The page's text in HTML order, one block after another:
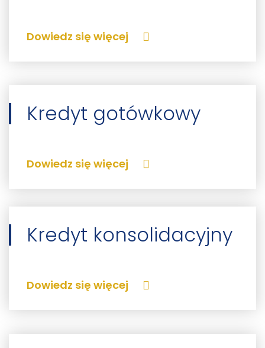
Dowiedz się więcej
Kredyt gotówkowy
Dowiedz się więcej
Kredyt konsolidacyjny
Dowiedz się więcej